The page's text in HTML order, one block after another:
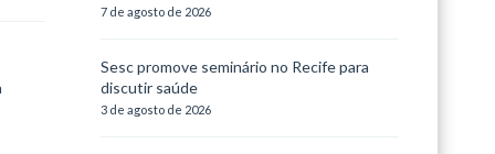
7 de agosto de 2026
Sesc promove seminário no Recife para
discutir saúde
3 de agosto de 2026